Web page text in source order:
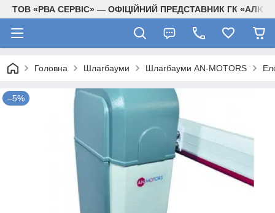
ТОВ «РВА СЕРВІС» — ОФІЦІЙНИЙ ПРЕДСТАВНИК ГК
Головна Шлагбауми Шлагбауми AN-MOTORS
–5%